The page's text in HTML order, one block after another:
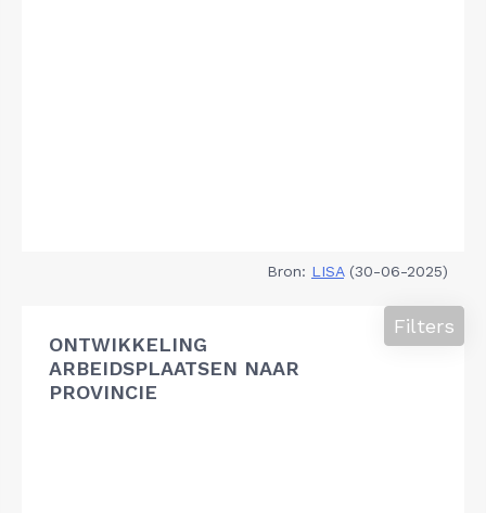
Bron: LISA(30-06-2025)
ONTWIKKELING
ARBEIDSPLAATSEN NAAR
PROVINCIE
Filters